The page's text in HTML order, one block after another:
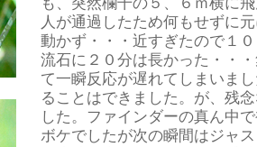
人が通過したため何もせずに
動かず・・・近すぎたので１
流石に２０分は長かった・・
て一瞬反応が遅れてしまいま
ることはできました。が、残
した。ファインダーの真ん中
ボケでしたが次の瞬間はジャ